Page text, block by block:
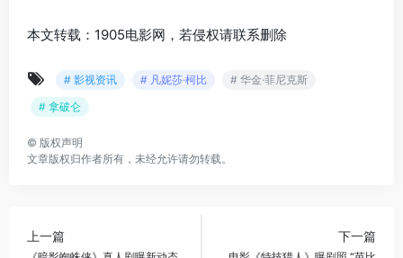
本文转载：1905电影网，若侵权请联系删除
# 影视资讯 # 凡妮莎·柯比
# 华金·菲尼克斯
# 拿破仑
© 版权声明
文章版权归作者所有，未经允许请勿转载。
上一篇 下一篇